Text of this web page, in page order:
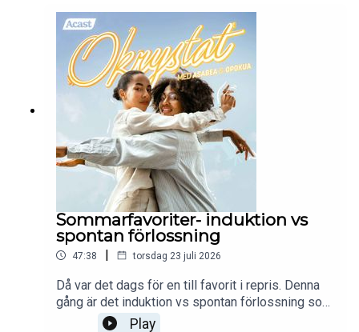
förhoppningsvis kan bidra till det!"
Sommarfavoriter- induktion vs
spontan förlossning
47:38 | torsdag 23 juli 2026
Då var det dags för en till favorit i repris. Denna
gång är det induktion vs spontan förlossning som
avhandlas. Enjoy!
Play